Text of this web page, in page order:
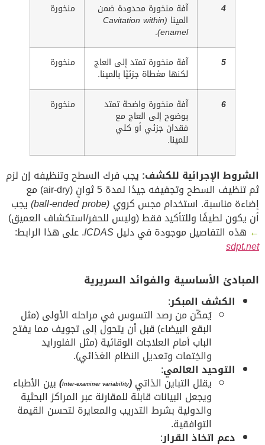
4
آفة منخورة محدودة ضمن
المينا (Cavitation within
enamel)
.
منخورة
5
آفة منخورة تمتد إلى العاج
لكنها مغطاة جزئيًا بالمينا.
منخورة
6
آفة منخورة واضحة تمتد
بوضوح إلى العاج مع
فقدان جزئي أو كلي
للمينا.
منخورة
الشروط الإجرائية للكشف: يجب فرك السطح وتنظيفه إن لزم
ثم تنظيف السطح وتجفيفه جيدًا لمدة 5 ثوانٍ (air-dry) مع
إضاءة مناسبة. استخدام مجس كروي (ball-ended probe) يجب
أن يكون لطيفًا وللتأكيد فقط (وليس للحفر/استكشاف العميق)
← هذه التفاصيل موجودة في دليلICDAS. على هذا الرابط:
sdpt.net
المبادئ الأساسية والفوائد السريرية
الكشف المبكر:
يُمكّن من رصد التسوس في مراحله الأولى (مثل
البقع البيضاء) قبل أن يتحول إلى تجويف مما يفتح
الباب أمام العلاجات الوقائية (مثل الفلورايد
والخِتمات وتعديل النظام الغذائي).
التوحيد العالمي:
يقلل التباين الذاتي (
Inter-examiner variability
) بين الأطباء
ويجعل البيانات قابلة للمقارنة عبر المراكز البحثية
والدولية بشرط التدريب والمعايرة لتحسن القيمة
التوافقية.
دعم اتخاذ القرار: